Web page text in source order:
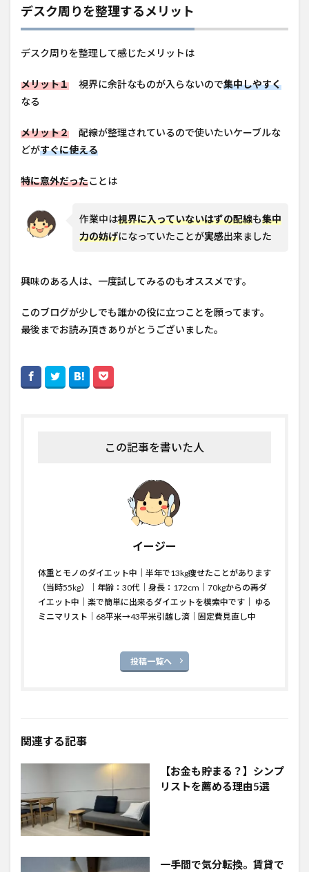
デスク周りを整理するメリット
デスク周りを整理して感じたメリットは
メリット１ 視界に余計なものが入らないので集中しやすく
なる
メリット２ 配線が整理されているので使いたいケーブルな
どがすぐに使える
特に意外だったことは
作業中は視界に入っていないはずの配線も集中
力の妨げになっていたことが実感出来ました
興味のある人は、一度試してみるのもオススメです。
このブログが少しでも誰かの役に立つことを願ってます。
最後までお読み頂きありがとうございました。
この記事を書いた人
イージー
体重とモノのダイエット中｜半年で13kg痩せたことがあります
（当時55kg）｜年齢：30代｜身長：172cm｜70kgからの再ダ
イエット中｜楽で簡単に出来るダイエットを模索中です｜ ゆる
ミニマリスト｜68平米→43平米引越し済｜固定費見直し中
投稿一覧へ
関連する記事
【お金も貯まる？】シンプ
リストを薦める理由5選
一手間で気分転換。賃貸で